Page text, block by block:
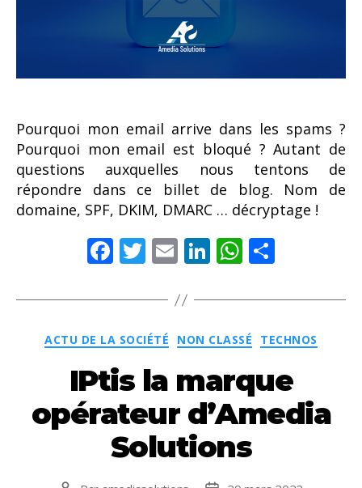
Pourquoi mon email arrive dans les spams ?
Pourquoi mon email est bloqué ? Autant de
questions auxquelles nous tentons de
répondre dans ce billet de blog. Nom de
domaine, SPF, DKIM, DMARC … décryptage !
F
e
b
o
o
k
T
itt
er
E
ai
l
Li
k
e
dI
n
W
at
s
A
p
p
ta
g
er
Catégories
ACTU DE LA SOCIÉTÉ NON CLASSÉ TECHNOS
IPtis la marque
opérateur d’Amedia
Solutions